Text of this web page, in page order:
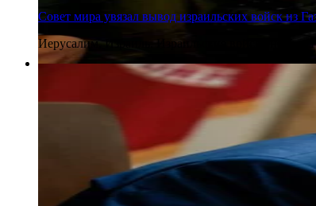
Совет мира увязал вывод израильских войск из
Иерусалим, Израиль. Израильские войска не